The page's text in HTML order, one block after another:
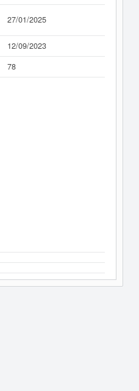
27/01/2025
12/09/2023
78